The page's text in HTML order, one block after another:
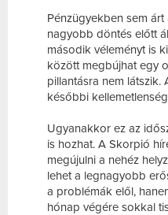
Pénzügyekben sem
nagyobb döntés előtt
második véleményt is
között megbújhat egy
pillantásra nem látszik.
későbbi
Ugyanakkor ez az
is hozhat. A Skorpió
megújulni a nehéz
lehet a legnagyobb
a problémák elől,
hónap végére sokkal